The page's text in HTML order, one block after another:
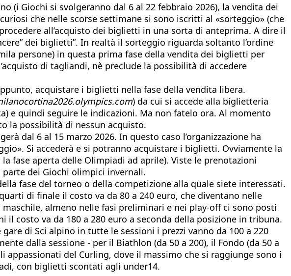
(i Giochi si svolgeranno dal 6 al 22 febbraio 2026), la vendita dei
che nelle scorse settimane si sono iscritti al «sorteggio» (che
all’acquisto dei biglietti in una sorta di anteprima. A dire il
dei biglietti”. In realtà il sorteggio riguarda soltanto l’ordine
persone) in questa prima fase della vendita dei biglietti per
di tagliandi, nè preclude la possibilità di accedere
acquistare i biglietti nella fase della vendita libera.
) da cui si accede alla biglietteria
e quindi seguire le indicazioni. Ma non fatelo ora. Al momento
la possibilità di nessun acquisto.
dal 6 al 15 marzo 2026. In questo caso l’organizzazione ha
Si accederà e si potranno acquistare i biglietti. Ovviamente la
fase aperta delle Olimpiadi ad aprile). Viste le prenotazioni
dei Giochi olimpici invernali.
fase del torneo o della competizione alla quale siete interessati.
di finale il costo va da 80 a 240 euro, che diventano nelle
almeno nelle fasi preliminari e nei play-off ci sono posti
costo va da 180 a 280 euro a seconda della posizione in tribuna.
di Sci alpino in tutte le sessioni i prezzi vanno da 100 a 220
dalla sessione - per il Biathlon (da 50 a 200), il Fondo (da 50 a
appassionati del Curling, dove il massimo che si raggiunge sono i
con biglietti scontati agli under14.